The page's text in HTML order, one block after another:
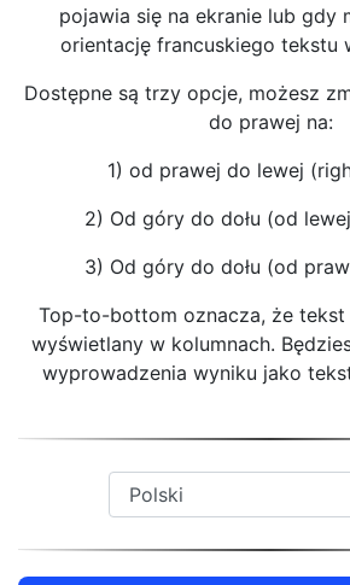
pojawia się na ekranie lub gdy
orientację francuskiego tekstu
Dostępne są trzy opcje, możesz
do prawej na:
1) od prawej do lewej
2) Od góry do dołu (od
3) Od góry do dołu (od
Top-to-bottom oznacza, że
wyświetlany w kolumnach.
wyprowadzenia wyniku jako